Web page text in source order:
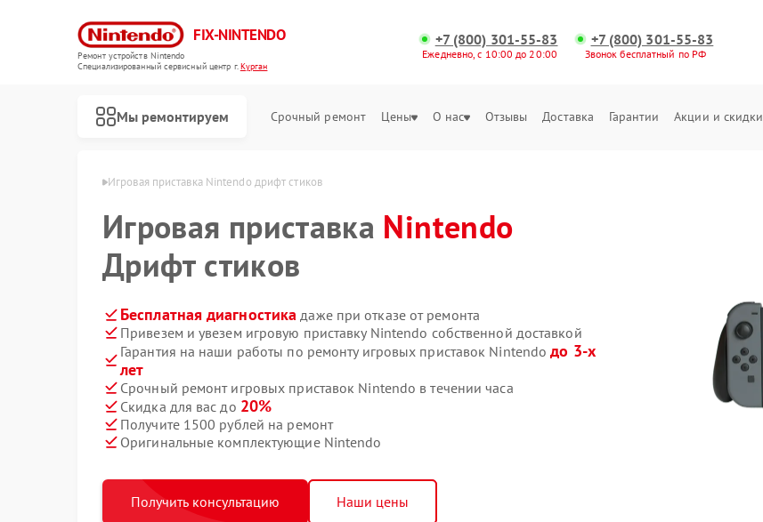
FIX-NINTENDO
Ремонт устройств Nintendo
Специализированный cервисный центр г.Курган
+7 (800) 301-55-83
Ежедневно, с 10:00 до 20:00
+7 (800) 301-55-83
Звонок бесплатный по РФ
Мы ремонтируем Срочный ремонт Цены О нас Отзывы Доставка Гарантии Акции и скидки
Nintendo в Кургане Игровая приставка Nintendo дрифт стиков
Игровая приставка Nintendo
Дрифт стиков
Бесплатная диагностика даже при отказе от ремонта
Привезем и увезем игровую приставку Nintendo собственной доставкой
Гарантия на наши работы по ремонту игровых приставок Nintendoдо 3-х
лет
Срочный ремонт игровых приставок Nintendo в течении часа
Скидка для вас до 20%
Получите 1500 рублей на ремонт
Оригинальные комплектующие Nintendo
Получить консультацию Наши цены